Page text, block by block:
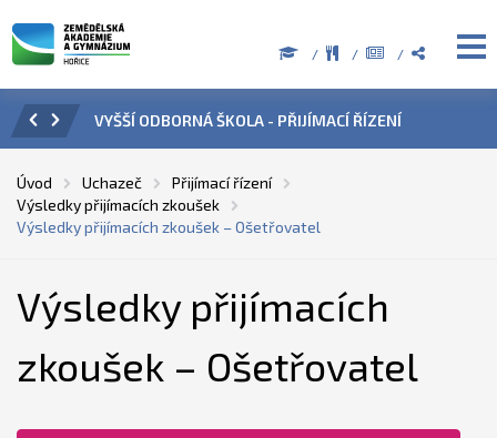
VYŠŠÍ ODBORNÁ ŠKOLA - PŘIJÍMACÍ ŘÍZENÍ
Úvod Uchazeč
Přijímací řízení
Výsledky přijímacích zkoušek
Výsledky přijímacích zkoušek – Ošetřovatel
Výsledky přijímacích
zkoušek – Ošetřovatel